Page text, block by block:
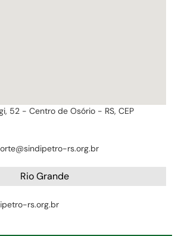
52 - Centro de Osório - RS, CEP
rs.org.br
Rio Grande
rs.org.br